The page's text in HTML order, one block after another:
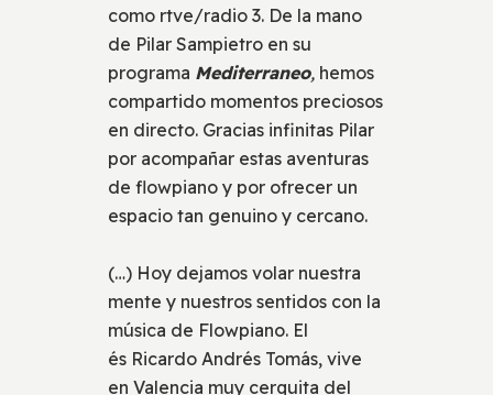
como rtve/radio 3. De la mano
de Pilar Sampietro en su
programa Mediterraneo, hemos
compartido momentos preciosos
en directo. Gracias infinitas Pilar
por acompañar estas aventuras
de flowpiano y por ofrecer un
espacio tan genuino y cercano.
(…) Hoy dejamos volar nuestra
mente y nuestros sentidos con la
música de Flowpiano. El
és Ricardo Andrés Tomás, vive
en Valencia muy cerquita del